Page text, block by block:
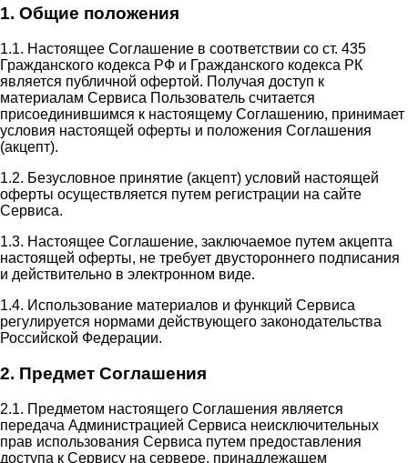
1. Общие положения
1.1. Настоящее Соглашение в соответствии со ст. 435
Гражданского кодекса РФ и Гражданского кодекса РК
является публичной офертой. Получая доступ к
материалам Сервиса Пользователь считается
присоединившимся к настоящему Соглашению, принимает
условия настоящей оферты и положения Соглашения
(акцепт).
1.2. Безусловное принятие (акцепт) условий настоящей
оферты осуществляется путем регистрации на сайте
Сервиса.
1.3. Настоящее Соглашение, заключаемое путем акцепта
настоящей оферты, не требует двустороннего подписания
и действительно в электронном виде.
1.4. Использование материалов и функций Сервиса
регулируется нормами действующего законодательства
Российской Федерации.
2. Предмет Соглашения
2.1. Предметом настоящего Соглашения является
передача Администрацией Сервиса неисключительных
прав использования Сервиса путем предоставления
доступа к Сервису на сервере, принадлежащем